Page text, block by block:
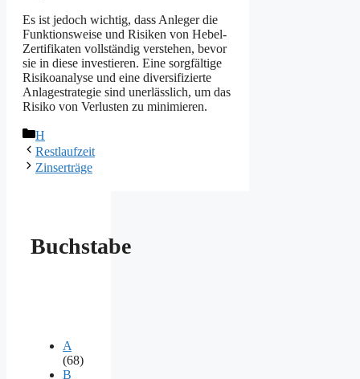
Es ist jedoch wichtig, dass Anleger die
Funktionsweise und Risiken von Hebel-
Zertifikaten vollständig verstehen, bevor
sie in diese investieren. Eine sorgfältige
Risikoanalyse und eine diversifizierte
Anlagestrategie sind unerlässlich, um das
Risiko von Verlusten zu minimieren.
Kategorien
H
Restlaufzeit
Zinserträge
Buchstabe
A
(68)
B